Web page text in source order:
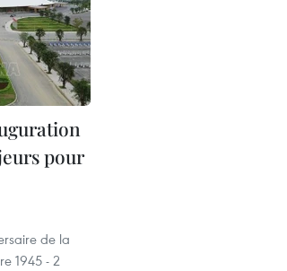
pour
de la
1945 - 2